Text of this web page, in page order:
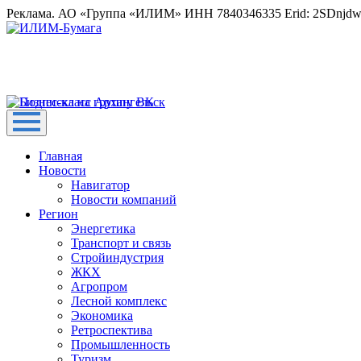
Реклама. АО «Группа «ИЛИМ» ИНН 7840346335 Erid:
Главная
Новости
Навигатор
Новости компаний
Регион
Энергетика
Транспорт и связь
Стройиндустрия
ЖКХ
Агропром
Лесной комплекс
Экономика
Ретроспектива
Промышленность